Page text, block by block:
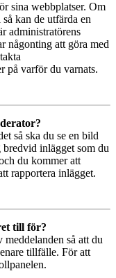
sina webbplatser. Om
kan de utfärda en
administratörens
någonting att göra med
på varför du varnats.
så ska du se en bild
inlägget som du
du kommer att
rapportera inlägget.
till för?
så att du
tillfälle. För att